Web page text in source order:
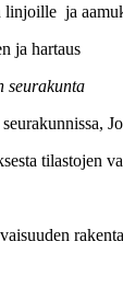
ja
hartaus
seurakunta
tilastojen